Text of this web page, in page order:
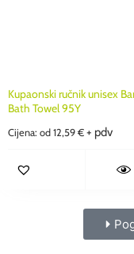
Kupaonski ručnik unisex
Bath Towel 95Y
Cijena: od 12,59 € + pdv